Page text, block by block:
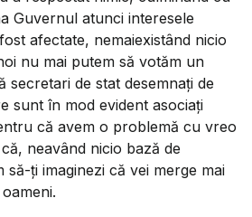
Guvernul atunci interesele
afectate, nemaiexistând nicio
nu mai putem să votăm un
secretari de stat desemnați de
sunt în mod evident asociați
că avem o problemă cu vreo
neavând nicio bază de
ți imaginezi că vei merge mai